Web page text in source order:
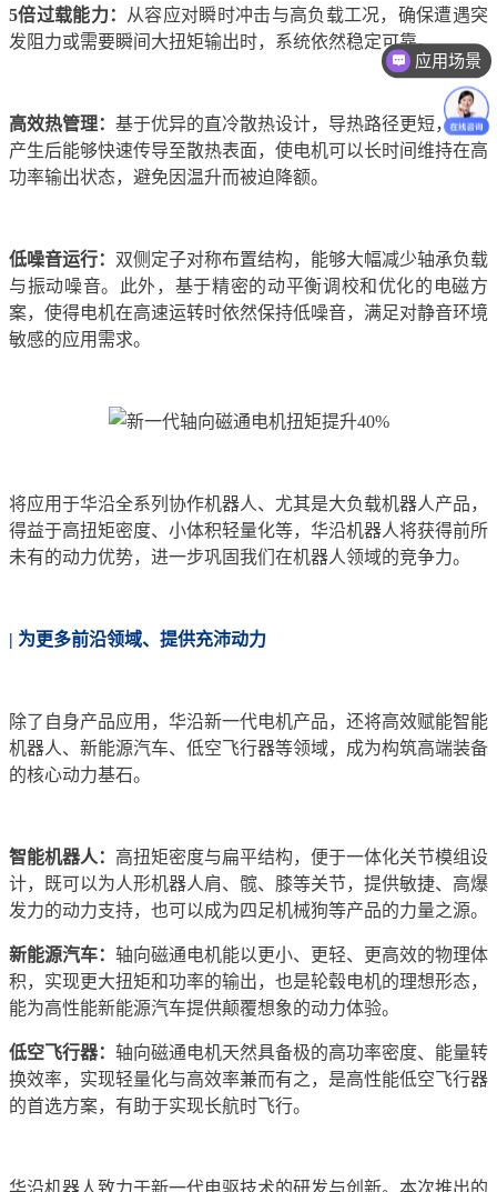
5倍过载能力：
从容应对瞬时冲击与高负载工况，确保遭遇突
发阻力或需要瞬间大扭矩输出时，系统依然稳定可靠。
高效热管理： 基于优异的直冷散热设计，导热路径更短，热量
产生后能够快速传导至散热表面，使电机可以长时间维持在高
功率输出状态，避免因温升而被迫降额。
低噪音运行： 双侧定子对称布置结构，能够大幅减少轴承负载
与振动噪音。此外，基于精密的动平衡调校和优化的电磁方
案，使得电机在高速运转时依然保持低噪音，满足对静音环境
敏感的应用需求。
将应用于华沿全系列协作机器人、尤其是大负载机器人产品，
得益于高扭矩密度、小体积轻量化等，华沿机器人将获得前所
未有的动力优势，进一步巩固我们在机器人领域的竞争力。
| 为更多前沿领域、提供充沛动力
除了自身产品应用，华沿新一代电机产品，还将高效赋能智能
机器人、新能源汽车、低空飞行器等领域，成为构筑高端装备
的核心动力基石。
智能机器人： 高扭矩密度与扁平结构，便于一体化关节模组设
计，既可以为人形机器人肩、髋、膝等关节，提供敏捷、高爆
发力的动力支持，也可以成为四足机械狗等产品的力量之源。
新能源汽车： 轴向磁通电机能以更小、更轻、更高效的物理体
积，实现更大扭矩和功率的输出，也是轮毂电机的理想形态，
能为高性能新能源汽车提供颠覆想象的动力体验。
低空飞行器： 轴向磁通电机天然具备极的高功率密度、能量转
换效率，实现轻量化与高效率兼而有之，是高性能低空飞行器
的首选方案，有助于实现长航时飞行。
华沿机器人致力于新一代电驱技术的研发与创新。本次推出的
应用场景